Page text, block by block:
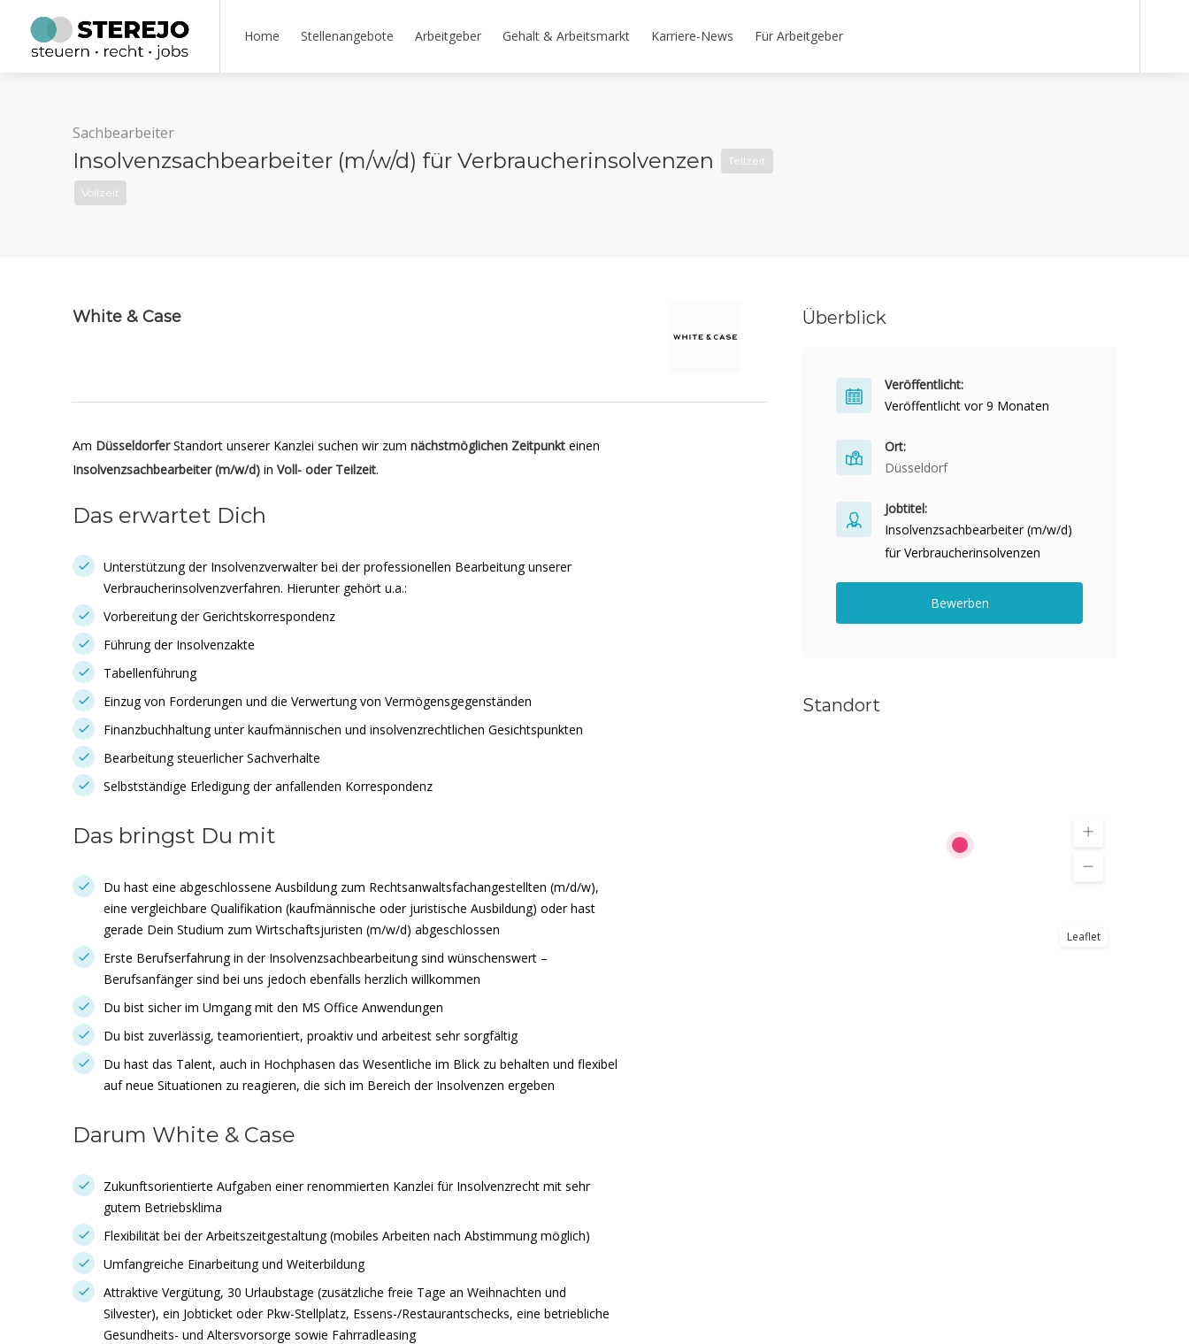
Home Stellenangebote Arbeitgeber Gehalt & Arbeitsmarkt Karriere-News Für Arbeitgeber
Sachbearbeiter
Insolvenzsachbearbeiter (m/w/d) für Verbraucherinsolvenzen Teilzeit
Vollzeit
White & Case
Am DüsseldorferStandort unserer Kanzlei suchen wir zum nächstmöglichen Zeitpunkt einen
Insolvenzsachbearbeiter (m/w/d) in Voll- oder Teilzeit.
Das erwartet Dich
Unterstützung der Insolvenzverwalter bei der professionellen Bearbeitung unserer
Verbraucherinsolvenzverfahren. Hierunter gehört u.a.:
Vorbereitung der Gerichtskorrespondenz
Führung der Insolvenzakte
Tabellenführung
Einzug von Forderungen und die Verwertung von Vermögensgegenständen
Finanzbuchhaltung unter kaufmännischen und insolvenzrechtlichen Gesichtspunkten
Bearbeitung steuerlicher Sachverhalte
Selbstständige Erledigung der anfallenden Korrespondenz
Das bringst Du mit
Du hast eine abgeschlossene Ausbildung zum Rechtsanwaltsfachangestellten (m/d/w),
eine vergleichbare Qualifikation (kaufmännische oder juristische Ausbildung) oder hast
gerade Dein Studium zum Wirtschaftsjuristen (m/w/d) abgeschlossen
Erste Berufserfahrung in der Insolvenzsachbearbeitung sind wünschenswert –
Berufsanfänger sind bei uns jedoch ebenfalls herzlich willkommen
Du bist sicher im Umgang mit den MS Office Anwendungen
Du bist zuverlässig, teamorientiert, proaktiv und arbeitest sehr sorgfältig
Du hast das Talent, auch in Hochphasen das Wesentliche im Blick zu behalten und flexibel
auf neue Situationen zu reagieren, die sich im Bereich der Insolvenzen ergeben
Darum White & Case
Zukunftsorientierte Aufgaben einer renommierten Kanzlei für Insolvenzrecht mit sehr
gutem Betriebsklima
Flexibilität bei der Arbeitszeitgestaltung (mobiles Arbeiten nach Abstimmung möglich)
Umfangreiche Einarbeitung und Weiterbildung
Attraktive Vergütung, 30 Urlaubstage (zusätzliche freie Tage an Weihnachten und
Silvester), ein Jobticket oder Pkw-Stellplatz, Essens-/Restaurantschecks, eine betriebliche
Gesundheits- und Altersvorsorge sowie Fahrradleasing
Überblick
Veröffentlicht:
Veröffentlicht vor 9 Monaten
Ort:
Düsseldorf
Jobtitel:
Insolvenzsachbearbeiter (m/w/d)
für Verbraucherinsolvenzen
Bewerben
Standort
Leaflet